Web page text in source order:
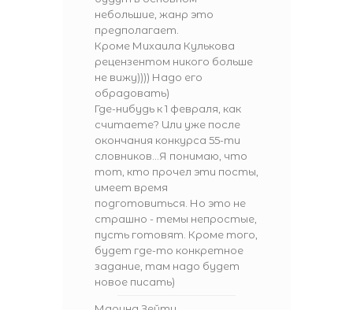
небольшие, жанр это
предполагает.
Кроме Михаила Кулькова
рецензентом никого больше
не вижу)))) Надо его
обрадовать)
Где-нибудь к 1 февраля, как
считаете? Или уже после
окончания конкурса 55-ти
словников...Я понимаю, что
тот, кто прочел эти посты,
имеет время
подготовиться. Но это не
страшно - темы непростые,
пусть готовят. Кроме того,
будет где-то конкретное
задание, там надо будет
новое писать)